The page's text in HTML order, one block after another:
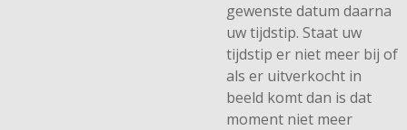
gewenste datum daarna
uw tijdstip. Staat uw
tijdstip er niet meer bij of
als er uitverkocht in
beeld komt dan is dat
moment niet meer